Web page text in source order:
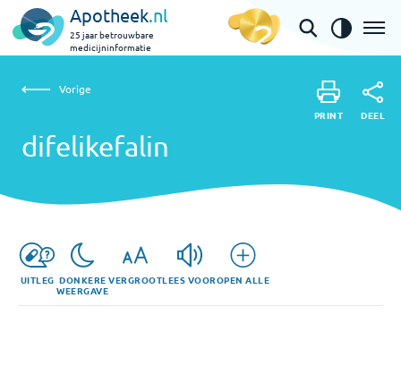
Apotheek.nl
25 jaar betrouwbare
medicijninformatie
difelikefalin
Vorige
difelikefalin
PRINT DEEL
UITLEG DONKERE
WEERGAVE
VERGROOTLEES VOOROPEN ALLE